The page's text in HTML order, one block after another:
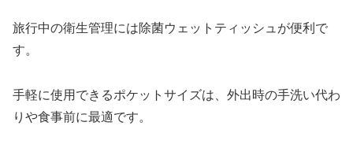
旅行中の衛生管理には除菌ウェットティッシュが便利で
す。
手軽に使用できるポケットサイズは、外出時の手洗い代わ
りや食事前に最適です。